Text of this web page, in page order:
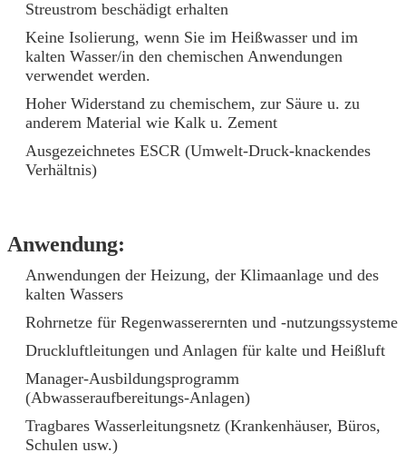
Streustrom beschädigt erhalten
Keine Isolierung, wenn Sie im Heißwasser und im
kalten Wasser/in den chemischen Anwendungen
verwendet werden.
Hoher Widerstand zu chemischem, zur Säure u. zu
anderem Material wie Kalk u. Zement
Ausgezeichnetes ESCR (Umwelt-Druck-knackendes
Verhältnis)
Anwendung:
Anwendungen der Heizung, der Klimaanlage und des
kalten Wassers
Rohrnetze für Regenwasserernten und -nutzungssysteme
Druckluftleitungen und Anlagen für kalte und Heißluft
Manager-Ausbildungsprogramm
(Abwasseraufbereitungs-Anlagen)
Tragbares Wasserleitungsnetz (Krankenhäuser, Büros,
Schulen usw.)